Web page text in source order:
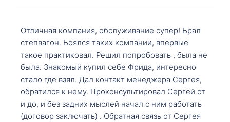
Отличная компания, обслуживание супер! Брал
степвагон. Боялся таких компании, впервые
такое практиковал. Решил попробовать , была не
была. Знакомый купил себе Фрида, интересно
стало где взял. Дал контакт менеджера Сергея,
обратился к нему. Проконсультировал Сергей от
и до, и без задних мыслей начал с ним работать
(договор заключать) . Обратная связь от Сергея